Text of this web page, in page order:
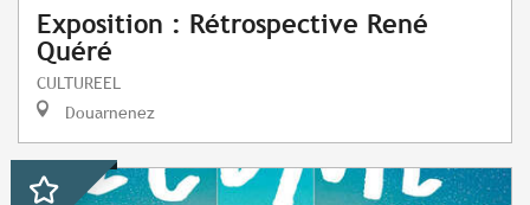
Exposition : Rétrospective René
Quéré
CULTUREEL
Douarnenez